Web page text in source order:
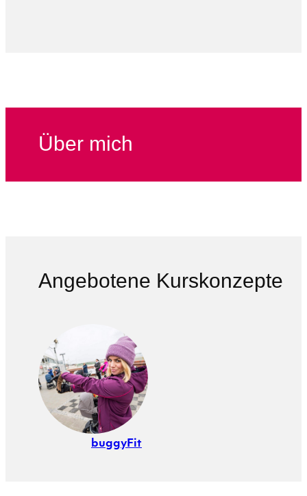
Über mich
Angebotene Kurskonzepte
buggyFit